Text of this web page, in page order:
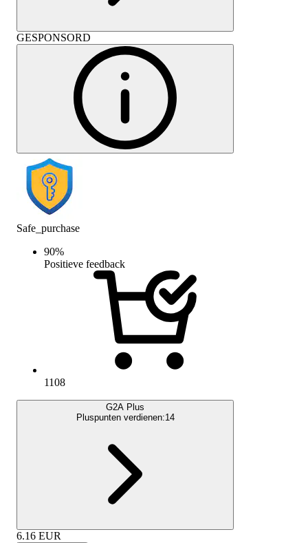
GESPONSORD
Safe_purchase
90%
Positieve feedback
1108
G2A Plus
Pluspunten verdienen:14
6.16 EUR